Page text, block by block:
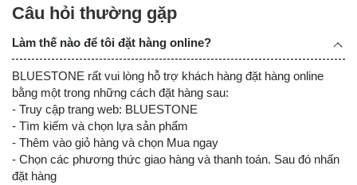
Câu hỏi thường gặp
Làm thế nào để tôi đặt hàng online?
BLUESTONE rất vui lòng hỗ trợ khách hàng đặt hàng online
bằng một trong những cách đặt hàng sau:
- Truy cập trang web: BLUESTONE
- Tìm kiếm và chọn lựa sản phẩm
- Thêm vào giỏ hàng và chọn Mua ngay
- Chọn các phương thức giao hàng và thanh toán. Sau đó nhấn
đặt hàng